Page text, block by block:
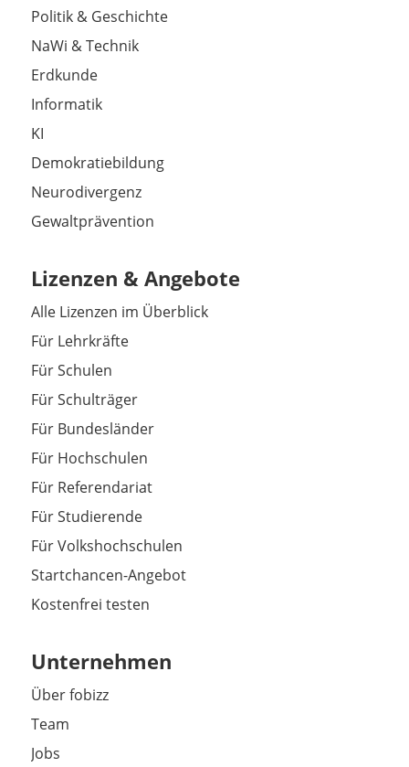
Politik & Geschichte
NaWi & Technik
Erdkunde
Informatik
KI
Demokratiebildung
Neurodivergenz
Gewaltprävention
Lizenzen & Angebote
Alle Lizenzen im Überblick
Für Lehrkräfte
Für Schulen
Für Schulträger
Für Bundesländer
Für Hochschulen
Für Referendariat
Für Studierende
Für Volkshochschulen
Startchancen-Angebot
Kostenfrei testen
Unternehmen
Über fobizz
Team
Jobs